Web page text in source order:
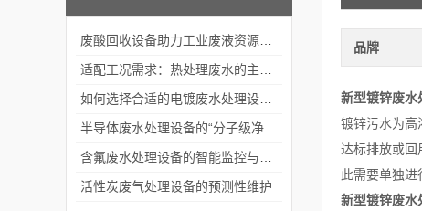
活性炭废气处理设备的预测性维护
品牌
新型镀锌废水
镀锌污水为高
达标排放或回
此需要单独进
新型镀锌废水